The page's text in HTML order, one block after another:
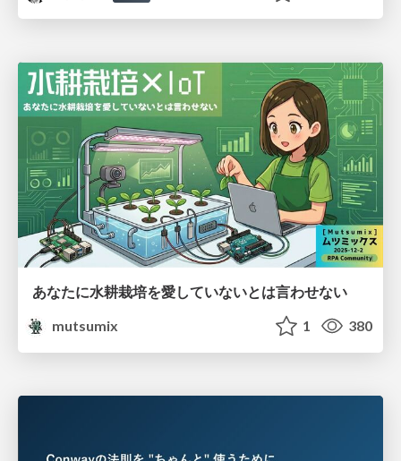
あなたに水耕栽培を愛していないとは言わせない
mutsumix
1 380